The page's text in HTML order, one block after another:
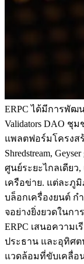
ERPC ได้มีการพัฒ
Validators DAO ชุ
แพลตฟอร์มโครงส
Shredstream,
ศูนย์ระยะไกลเดียว
เครือข่าย. แต่ละภู
บล็อกเครื่องยนต์ กํ
จอย่างยิ่งยวดในก
ERPC เสนอความ
ประธาน และอุทิศต
แวดล้อมที่ขับเคลื่อ